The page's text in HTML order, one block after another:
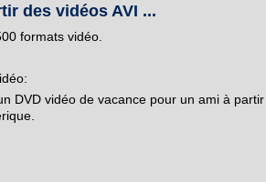
des vidéos AVI ...
formats vidéo.
DVD vidéo de vacance pour un ami à partir